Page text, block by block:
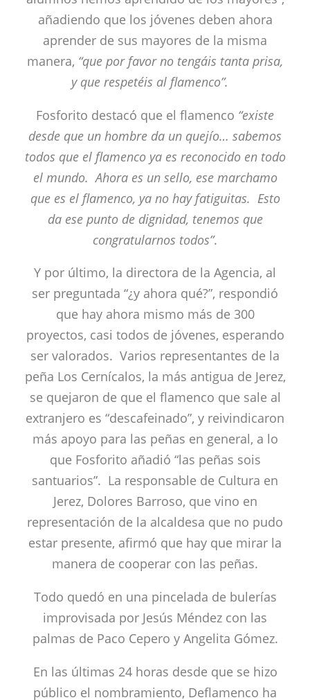
añadiendo que los jóvenes deben ahora
aprender de sus mayores de la misma
manera, “que por favor no tengáis tanta prisa,
y que respetéis al flamenco”.
Fosforito destacó que el flamenco “existe
desde que un hombre da un quejío… sabemos
todos que el flamenco ya es reconocido en todo
el mundo. Ahora es un sello, ese marchamo
que es el flamenco, ya no hay fatiguitas. Esto
da ese punto de dignidad, tenemos que
congratularnos todos”.
Y por último, la directora de la Agencia, al
ser preguntada “¿y ahora qué?”, respondió
que hay ahora mismo más de 300
proyectos, casi todos de jóvenes, esperando
ser valorados. Varios representantes de la
peña Los Cernícalos, la más antigua de Jerez,
se quejaron de que el flamenco que sale al
extranjero es “descafeinado”, y reivindicaron
más apoyo para las peñas en general, a lo
que Fosforito añadió “las peñas sois
santuarios”. La responsable de Cultura en
Jerez, Dolores Barroso, que vino en
representación de la alcaldesa que no pudo
estar presente, afirmó que hay que mirar la
manera de cooperar con las peñas.
Todo quedó en una pincelada de bulerías
improvisada por Jesús Méndez con las
palmas de Paco Cepero y Angelita Gómez.
En las últimas 24 horas desde que se hizo
público el nombramiento, Deflamenco ha